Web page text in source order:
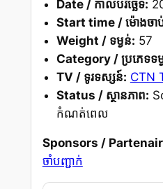
Date / កាលបរិច្ឆេទ:
Start time / ម៉ោងចាប់
Weight / ទម្ងន់: 57
Category / ប្រភេទទម្
TV / ទូរទស្សន៍: CTN
Status / ស្ថានភាព:
កំណត់ពេល
Sponsors /
ចាំបញ្ជាក់